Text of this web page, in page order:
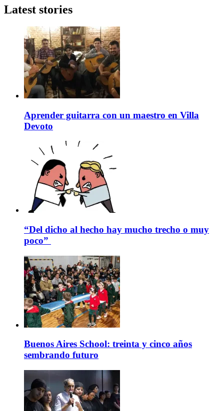
Latest stories
Aprender guitarra con un maestro en Villa
Devoto
“Del dicho al hecho hay mucho trecho o muy
poco”
Buenos Aires School: treinta y cinco años
sembrando futuro